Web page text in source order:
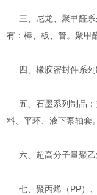
三、尼龙、聚甲醛系
有：棒、板、管。聚甲
四、橡胶密封件系列
五、石墨系列制品：
料、平环、液下泵轴套。
六、超高分子量聚乙
七、聚丙烯（PP）、